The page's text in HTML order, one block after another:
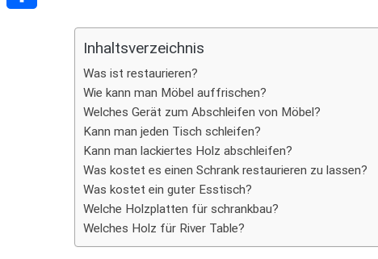
Inhaltsverzeichnis
Was ist restaurieren?
Wie kann man Möbel auffrischen?
Welches Gerät zum Abschleifen von Möbel?
Kann man jeden Tisch schleifen?
Kann man lackiertes Holz abschleifen?
Was kostet es einen Schrank restaurieren zu lassen?
Was kostet ein guter Esstisch?
Welche Holzplatten für schrankbau?
Welches Holz für River Table?